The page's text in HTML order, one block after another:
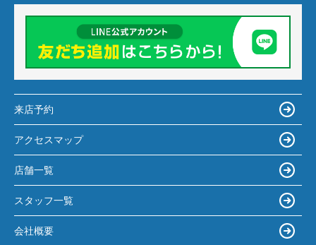
来店予約
アクセスマップ
店舗一覧
スタッフ一覧
会社概要